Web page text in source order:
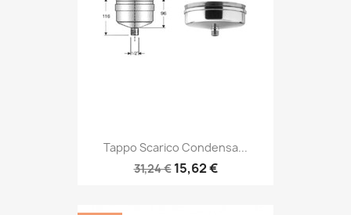
Tappo Scarico Condensa...
31,24 € 15,62 €